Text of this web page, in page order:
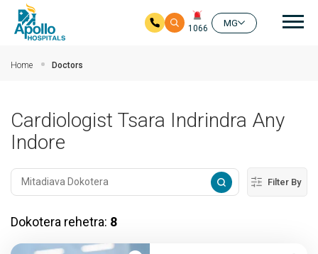
1066
MG
Home Doctors
Cardiologist Tsara Indrindra Any
Indore
Filter By
Dokotera rehetra: 8